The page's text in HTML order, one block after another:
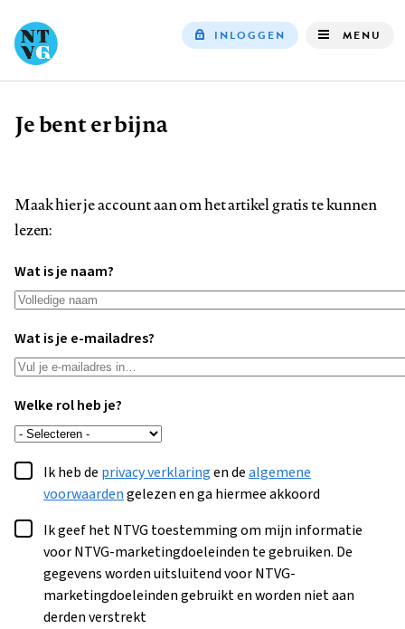
INLOGGEN MENU
Kruimelpad
Je bent er bijna
Maak hier je account aan om het artikel gratis te kunnen
lezen:
Wat is je naam?
Wat is je e-mailadres?
Welke rol heb je?
Ik heb de privacy verklaringen dealgemene
voorwaardengelezen en ga hiermee akkoord
Ik geef het NTVG toestemming om mijn informatie
voor NTVG-marketingdoeleinden te gebruiken. De
gegevens worden uitsluitend voor NTVG-
marketingdoeleinden gebruikt en worden niet aan
derden verstrekt